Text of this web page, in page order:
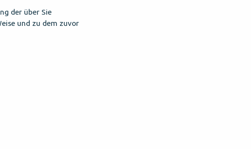
der über Sie
und zu dem zuvor